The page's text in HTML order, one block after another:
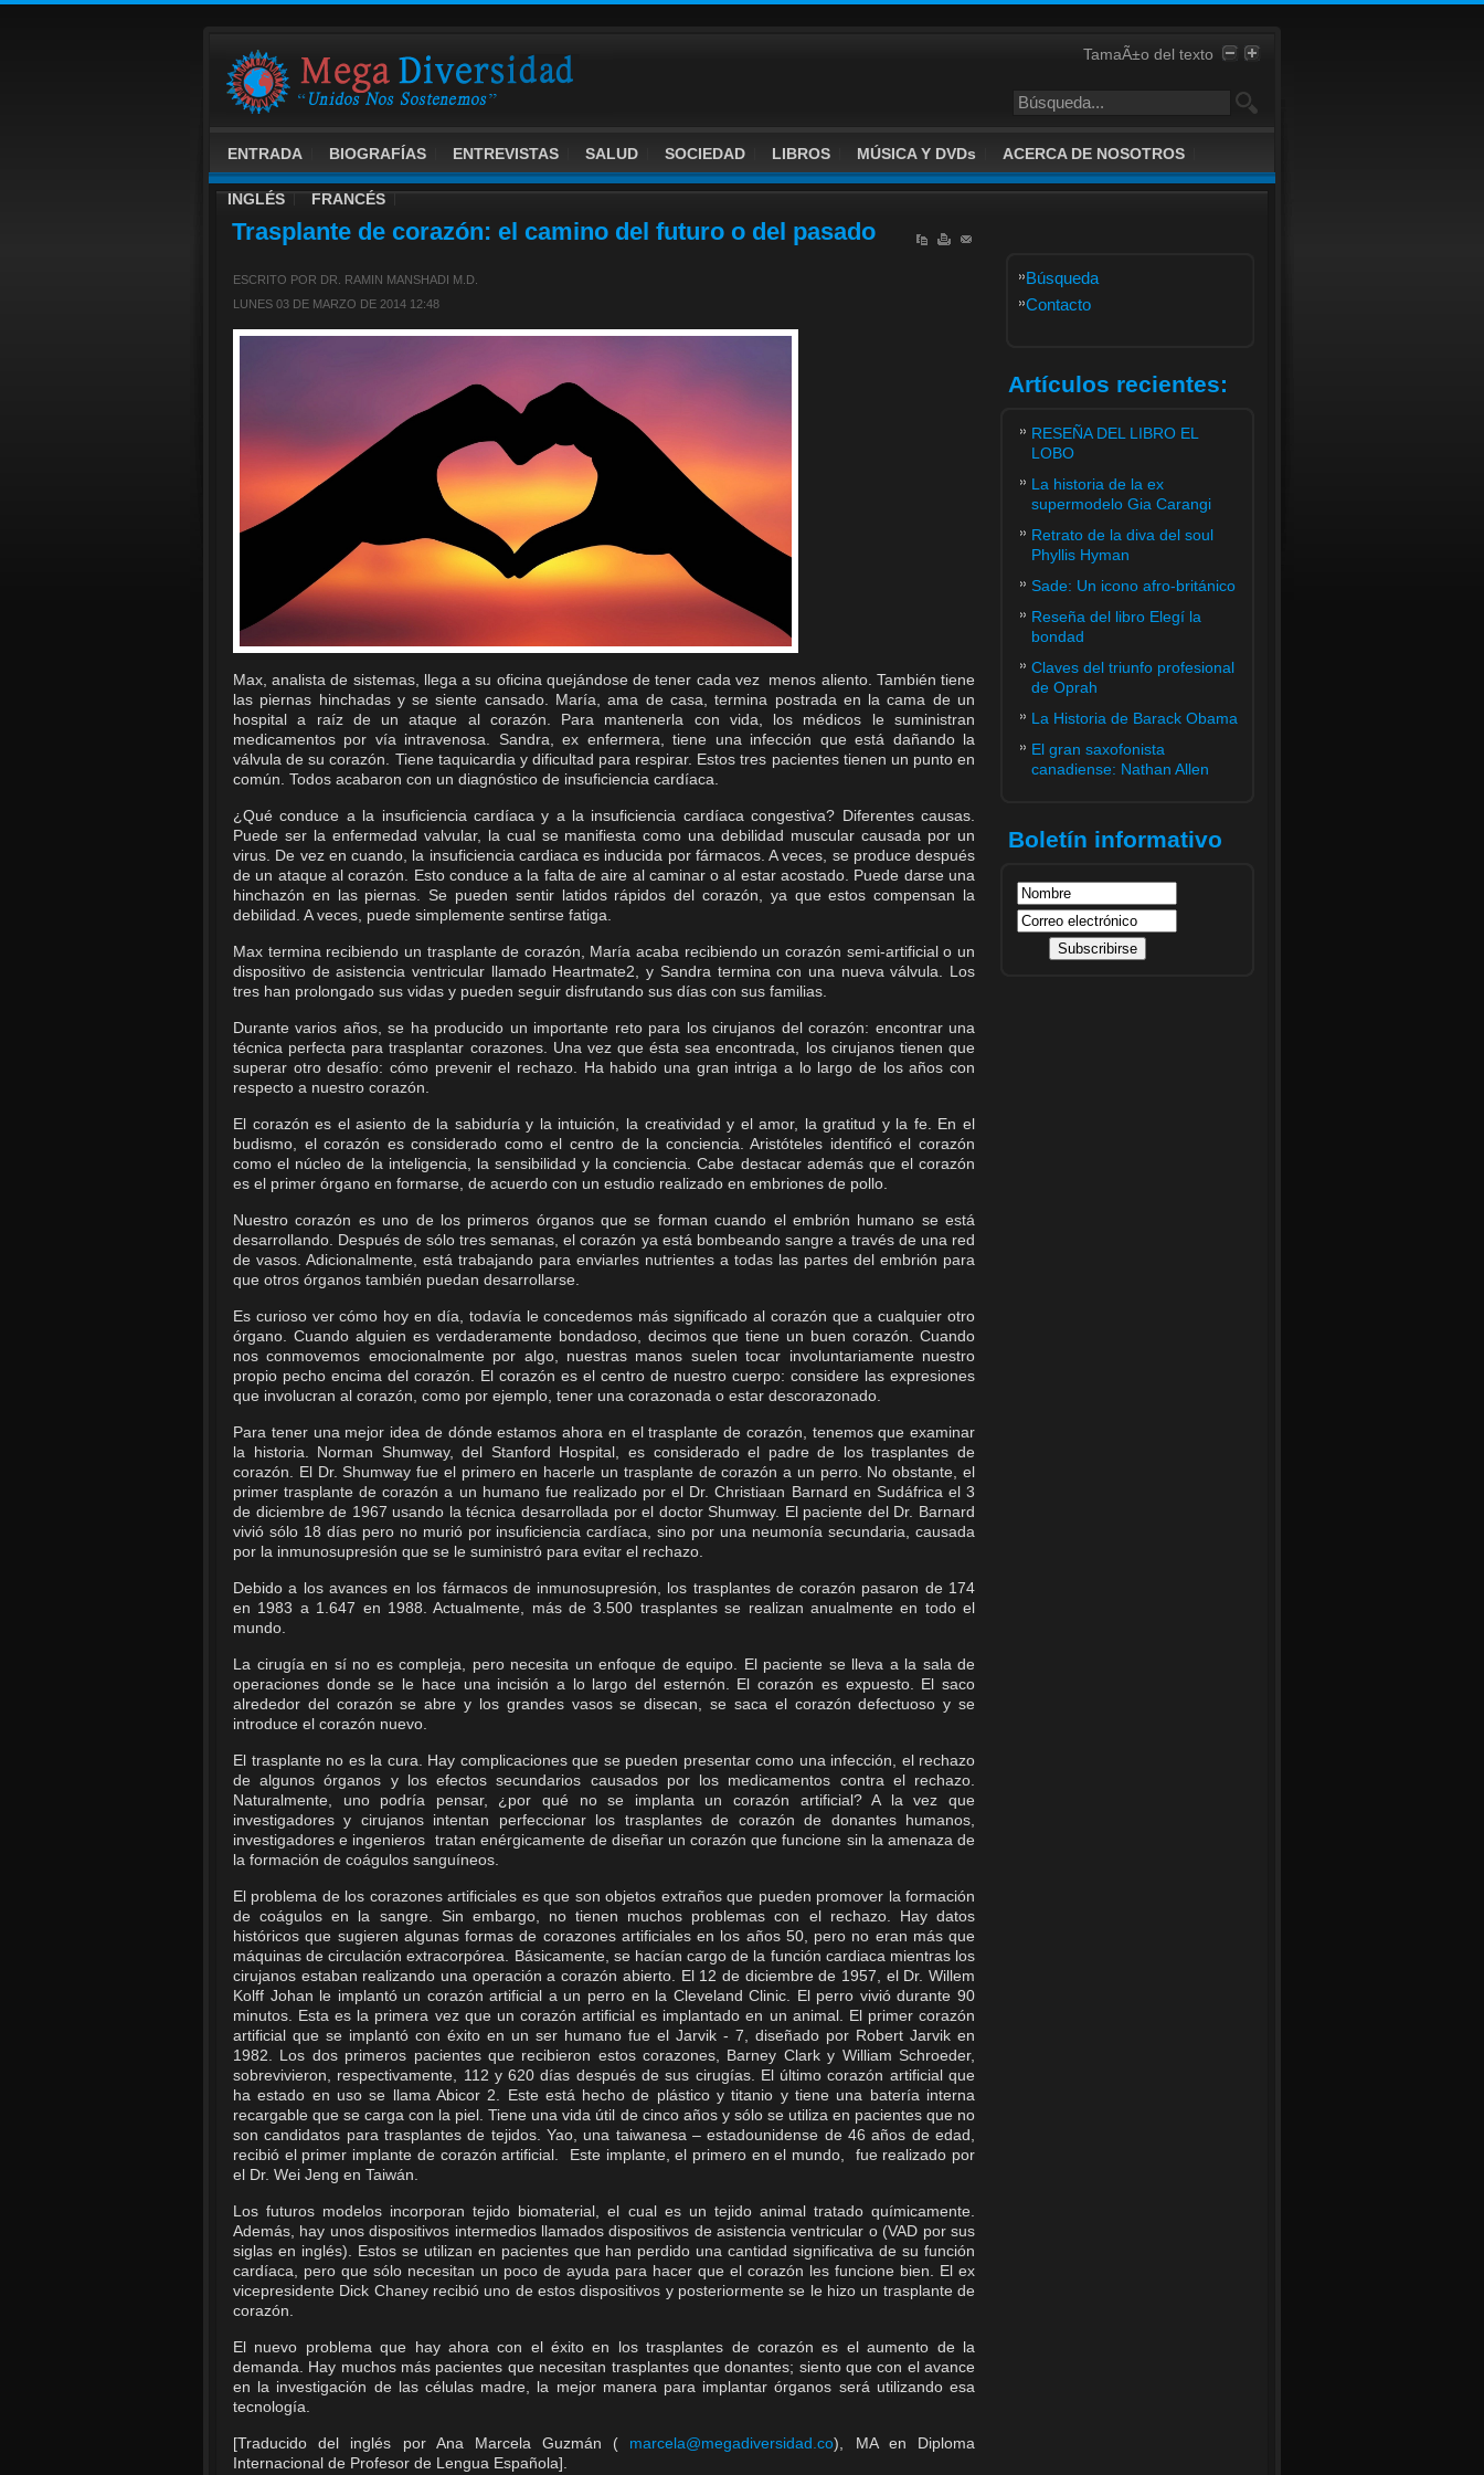
TamaÃ±o del texto
ENTRADA BIOGRAFÍAS ENTREVISTAS SALUD SOCIEDAD LIBROS MÚSICA Y DVDs ACERCA DE NOSOTROS
INGLÉS FRANCÉS
Búsqueda
Contacto
Artículos recientes:
RESEÑA DEL LIBRO EL
LOBO
La historia de la ex
supermodelo Gia Carangi
Retrato de la diva del soul
Phyllis Hyman
Sade: Un icono afro-británico
Reseña del libro Elegí la
bondad
Claves del triunfo profesional
de Oprah
La Historia de Barack Obama
El gran saxofonista
canadiense: Nathan Allen
Boletín informativo
Trasplante de corazón: el camino del futuro o del pasado
ESCRITO POR DR. RAMIN MANSHADI M.D.
LUNES 03 DE MARZO DE 2014 12:48
Max, analista de sistemas, llega a su oficina quejándose de tener cada vez menos aliento. También tiene
las piernas hinchadas y se siente cansado. María, ama de casa, termina postrada en la cama de un
hospital a raíz de un ataque al corazón. Para mantenerla con vida, los médicos le suministran
medicamentos por vía intravenosa. Sandra, ex enfermera, tiene una infección que está dañando la
válvula de su corazón. Tiene taquicardia y dificultad para respirar. Estos tres pacientes tienen un punto en
común. Todos acabaron con un diagnóstico de insuficiencia cardíaca.
¿Qué conduce a la insuficiencia cardíaca y a la insuficiencia cardíaca congestiva? Diferentes causas.
Puede ser la enfermedad valvular, la cual se manifiesta como una debilidad muscular causada por un
virus. De vez en cuando, la insuficiencia cardiaca es inducida por fármacos. A veces, se produce después
de un ataque al corazón. Esto conduce a la falta de aire al caminar o al estar acostado. Puede darse una
hinchazón en las piernas. Se pueden sentir latidos rápidos del corazón, ya que estos compensan la
debilidad. A veces, puede simplemente sentirse fatiga.
Max termina recibiendo un trasplante de corazón, María acaba recibiendo un corazón semi-artificial o un
dispositivo de asistencia ventricular llamado Heartmate2, y Sandra termina con una nueva válvula. Los
tres han prolongado sus vidas y pueden seguir disfrutando sus días con sus familias.
Durante varios años, se ha producido un importante reto para los cirujanos del corazón: encontrar una
técnica perfecta para trasplantar corazones. Una vez que ésta sea encontrada, los cirujanos tienen que
superar otro desafío: cómo prevenir el rechazo. Ha habido una gran intriga a lo largo de los años con
respecto a nuestro corazón.
El corazón es el asiento de la sabiduría y la intuición, la creatividad y el amor, la gratitud y la fe. En el
budismo, el corazón es considerado como el centro de la conciencia. Aristóteles identificó el corazón
como el núcleo de la inteligencia, la sensibilidad y la conciencia. Cabe destacar además que el corazón
es el primer órgano en formarse, de acuerdo con un estudio realizado en embriones de pollo.
Nuestro corazón es uno de los primeros órganos que se forman cuando el embrión humano se está
desarrollando. Después de sólo tres semanas, el corazón ya está bombeando sangre a través de una red
de vasos. Adicionalmente, está trabajando para enviarles nutrientes a todas las partes del embrión para
que otros órganos también puedan desarrollarse.
Es curioso ver cómo hoy en día, todavía le concedemos más significado al corazón que a cualquier otro
órgano. Cuando alguien es verdaderamente bondadoso, decimos que tiene un buen corazón. Cuando
nos conmovemos emocionalmente por algo, nuestras manos suelen tocar involuntariamente nuestro
propio pecho encima del corazón. El corazón es el centro de nuestro cuerpo: considere las expresiones
que involucran al corazón, como por ejemplo, tener una corazonada o estar descorazonado.
Para tener una mejor idea de dónde estamos ahora en el trasplante de corazón, tenemos que examinar
la historia. Norman Shumway, del Stanford Hospital, es considerado el padre de los trasplantes de
corazón. El Dr. Shumway fue el primero en hacerle un trasplante de corazón a un perro. No obstante, el
primer trasplante de corazón a un humano fue realizado por el Dr. Christiaan Barnard en Sudáfrica el 3
de diciembre de 1967 usando la técnica desarrollada por el doctor Shumway. El paciente del Dr. Barnard
vivió sólo 18 días pero no murió por insuficiencia cardíaca, sino por una neumonía secundaria, causada
por la inmunosupresión que se le suministró para evitar el rechazo.
Debido a los avances en los fármacos de inmunosupresión, los trasplantes de corazón pasaron de 174
en 1983 a 1.647 en 1988. Actualmente, más de 3.500 trasplantes se realizan anualmente en todo el
mundo.
La cirugía en sí no es compleja, pero necesita un enfoque de equipo. El paciente se lleva a la sala de
operaciones donde se le hace una incisión a lo largo del esternón. El corazón es expuesto. El saco
alrededor del corazón se abre y los grandes vasos se disecan, se saca el corazón defectuoso y se
introduce el corazón nuevo.
El trasplante no es la cura. Hay complicaciones que se pueden presentar como una infección, el rechazo
de algunos órganos y los efectos secundarios causados por los medicamentos contra el rechazo.
Naturalmente, uno podría pensar, ¿por qué no se implanta un corazón artificial? A la vez que
investigadores y cirujanos intentan perfeccionar los trasplantes de corazón de donantes humanos,
investigadores e ingenieros tratan enérgicamente de diseñar un corazón que funcione sin la amenaza de
la formación de coágulos sanguíneos.
El problema de los corazones artificiales es que son objetos extraños que pueden promover la formación
de coágulos en la sangre. Sin embargo, no tienen muchos problemas con el rechazo. Hay datos
históricos que sugieren algunas formas de corazones artificiales en los años 50, pero no eran más que
máquinas de circulación extracorpórea. Básicamente, se hacían cargo de la función cardiaca mientras los
cirujanos estaban realizando una operación a corazón abierto. El 12 de diciembre de 1957, el Dr. Willem
Kolff Johan le implantó un corazón artificial a un perro en la Cleveland Clinic. El perro vivió durante 90
minutos. Esta es la primera vez que un corazón artificial es implantado en un animal. El primer corazón
artificial que se implantó con éxito en un ser humano fue el Jarvik - 7, diseñado por Robert Jarvik en
1982. Los dos primeros pacientes que recibieron estos corazones, Barney Clark y William Schroeder,
sobrevivieron, respectivamente, 112 y 620 días después de sus cirugías. El último corazón artificial que
ha estado en uso se llama Abicor 2. Este está hecho de plástico y titanio y tiene una batería interna
recargable que se carga con la piel. Tiene una vida útil de cinco años y sólo se utiliza en pacientes que no
son candidatos para trasplantes de tejidos. Yao, una taiwanesa – estadounidense de 46 años de edad,
recibió el primer implante de corazón artificial. Este implante, el primero en el mundo, fue realizado por
el Dr. Wei Jeng en Taiwán.
Los futuros modelos incorporan tejido biomaterial, el cual es un tejido animal tratado químicamente.
Además, hay unos dispositivos intermedios llamados dispositivos de asistencia ventricular o (VAD por sus
siglas en inglés). Estos se utilizan en pacientes que han perdido una cantidad significativa de su función
cardíaca, pero que sólo necesitan un poco de ayuda para hacer que el corazón les funcione bien. El ex
vicepresidente Dick Chaney recibió uno de estos dispositivos y posteriormente se le hizo un trasplante de
corazón.
El nuevo problema que hay ahora con el éxito en los trasplantes de corazón es el aumento de la
demanda. Hay muchos más pacientes que necesitan trasplantes que donantes; siento que con el avance
en la investigación de las células madre, la mejor manera para implantar órganos será utilizando esa
tecnología.
[Traducido del inglés por Ana Marcela Guzmán ( marcela@megadiversidad.co), MA en Diploma
Internacional de Profesor de Lengua Española].